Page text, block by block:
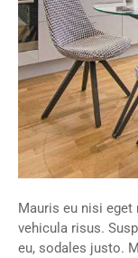
Mauris eu nisi
vehicula risus.
eu, sodales justo.